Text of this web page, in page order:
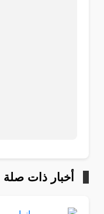
أخبار ذات صلة